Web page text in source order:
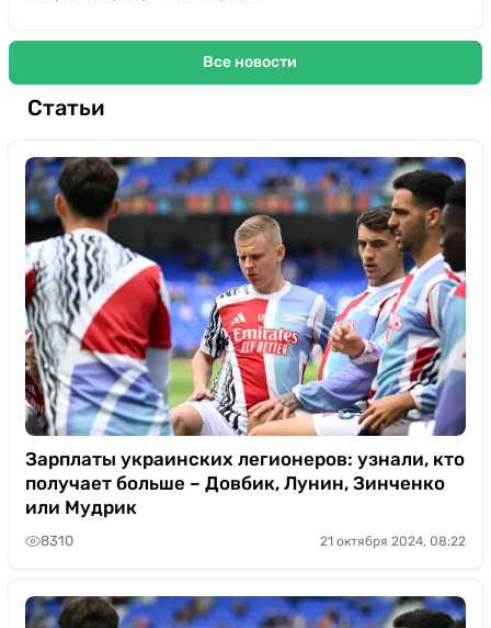
Все новости
Статьи
Зарплаты украинских легионеров: узнали, кто
получает больше – Довбик, Лунин, Зинченко
или Мудрик
8310 21 октября 2024, 08:22